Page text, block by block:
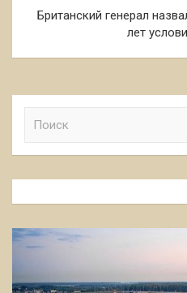
Британский генерал
лет
к